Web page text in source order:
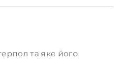
та яке його